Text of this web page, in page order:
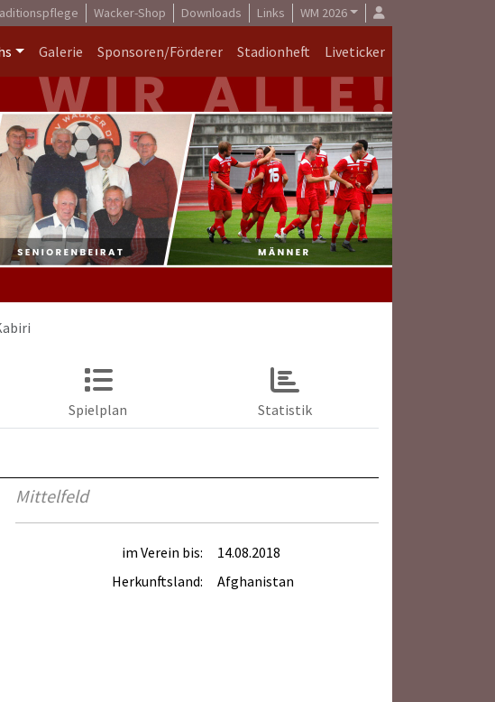
Wacker-Shop Downloads Links WM 2026
Galerie Sponsoren/Förderer Stadionheft Liveticker
Spielplan Statistik
Mittelfeld
im Verein bis:
14.08.2018
Herkunftsland:
Afghanistan